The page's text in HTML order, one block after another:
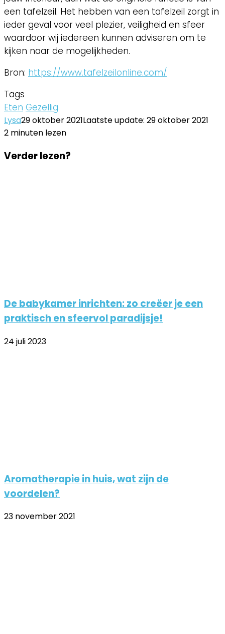
een tafelzeil. Het hebben van een tafelzeil zorgt in
ieder geval voor veel plezier, veiligheid en sfeer
waardoor wij iedereen kunnen adviseren om te
kijken naar de mogelijkheden.
Bron: https://www.tafelzeilonline.com/
Tags
Eten Gezellig
Lysa29 oktober 2021Laatste update: 29 oktober 2021
2 minuten lezen
via
via
Verder lezen?
De babykamer inrichten: zo creëer je een
praktisch en sfeervol paradijsje!
24 juli 2023
Aromatherapie in huis, wat zijn de
voordelen?
23 november 2021